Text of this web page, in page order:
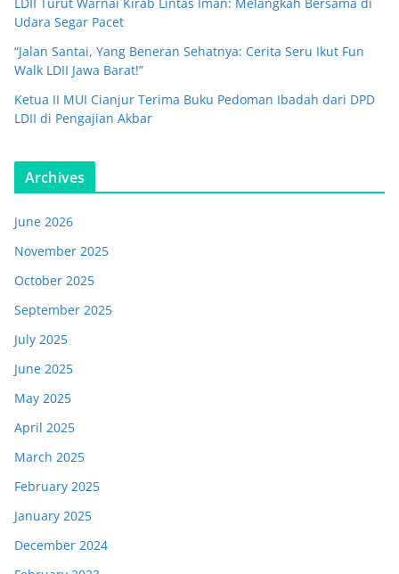
LDII Turut Warnai Kirab Lintas Iman: Melangkah Bersama di
Udara Segar Pacet
“Jalan Santai, Yang Beneran Sehatnya: Cerita Seru Ikut Fun
Walk LDII Jawa Barat!”
Ketua II MUI Cianjur Terima Buku Pedoman Ibadah dari DPD
LDII di Pengajian Akbar
Archives
June 2026
November 2025
October 2025
September 2025
July 2025
June 2025
May 2025
April 2025
March 2025
February 2025
January 2025
December 2024